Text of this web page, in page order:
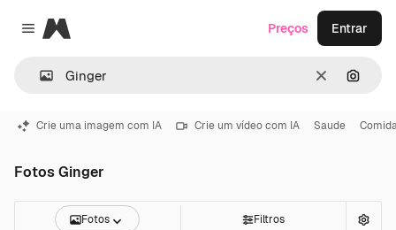
Close menu
Magnific
Limpar
Preços Entrar
Crie uma imagem com IA Crie um vídeo com IA Saude
Fotos Ginger
Fotos Filtros